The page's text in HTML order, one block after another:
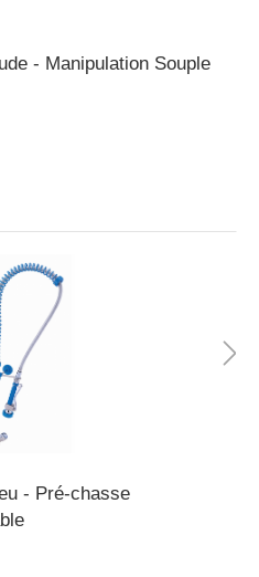
- Manipulation Souple
- Pré-chasse